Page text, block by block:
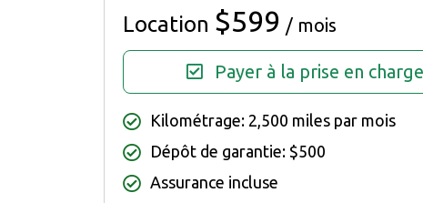
Location $599 / mois
Payer à la prise en charge
Kilométrage: 2,500 miles par mois
Dépôt de garantie: $500
Assurance incluse